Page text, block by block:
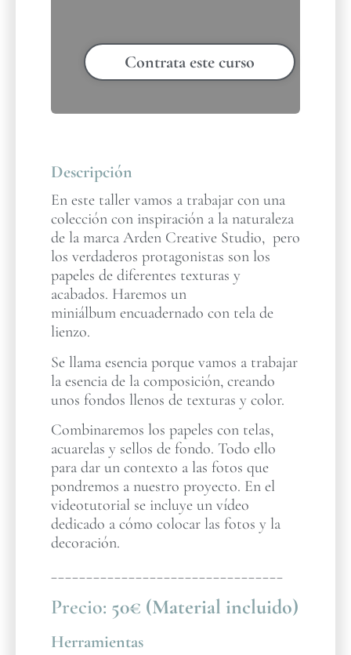
Contrata este curso
Descripción
En este taller vamos a trabajar con una
colección con inspiración a la naturaleza
de la marca Arden Creative Studio, pero
los verdaderos protagonistas son los
papeles de diferentes texturas y
acabados. Haremos un
miniálbum encuadernado con tela de
lienzo.
Se llama esencia porque vamos a trabajar
la esencia de la composición, creando
unos fondos llenos de texturas y color.
Combinaremos los papeles con telas,
acuarelas y sellos de fondo. Todo ello
para dar un contexto a las fotos que
pondremos a nuestro proyecto. En el
videotutorial se incluye un vídeo
dedicado a cómo colocar las fotos y la
decoración.
_________________________________
Precio: 50€ (Material incluido)
Herramientas